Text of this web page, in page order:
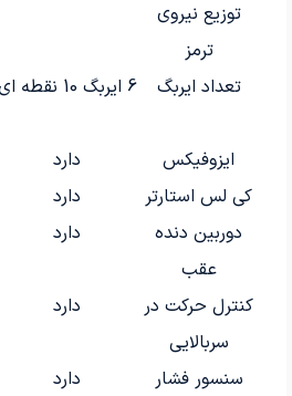
توزیع نیروی
ترمز
تعداد ایربگ 6 ایربگ 10 نقطه ای
ایزوفیکس
دارد
کی لس استارتر
دارد
دوربین دنده
عقب
دارد
کنترل حرکت در
سربالایی
دارد
سنسور فشار
دارد